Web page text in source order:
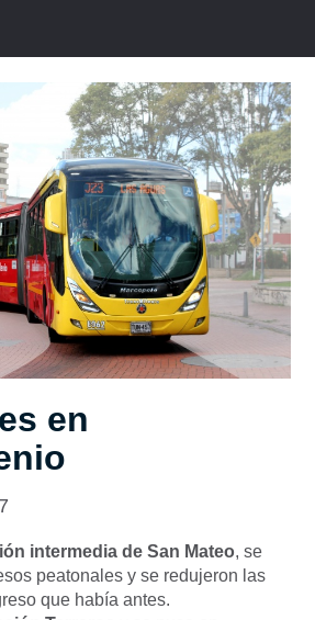
en
intermedia de San Mateo, se
peatonales y se redujeron las
que había antes.